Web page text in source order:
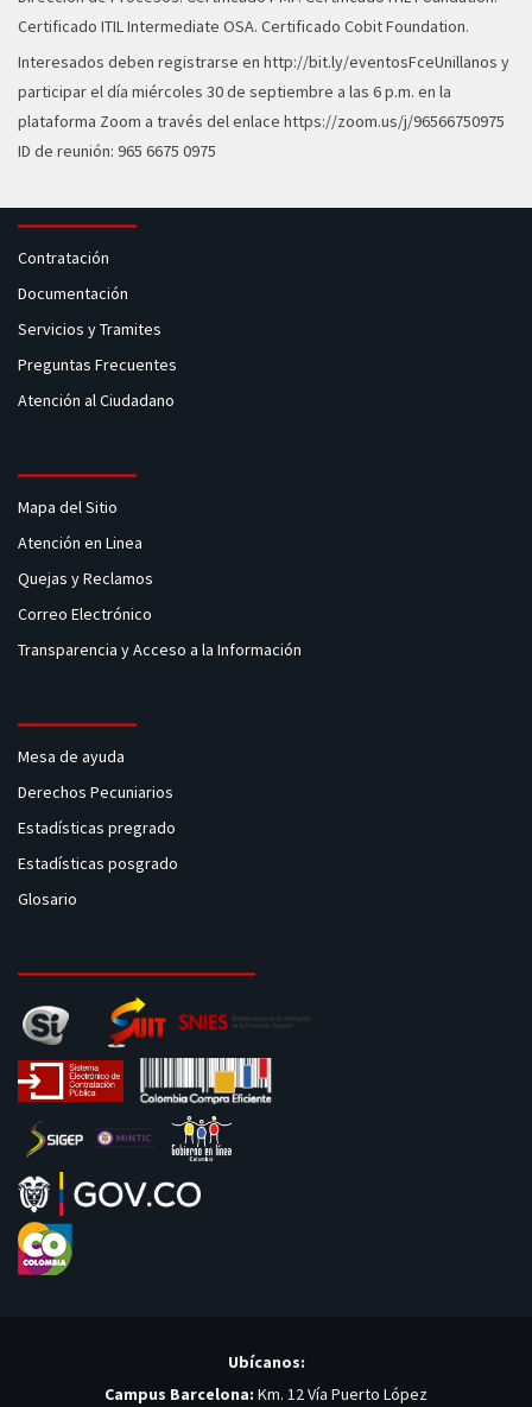
Certificado ITIL Intermediate OSA. Certificado Cobit Foundation.
Interesados deben registrarse en http://bit.ly/eventosFceUnillanos y
participar el día miércoles 30 de septiembre a las 6 p.m. en la
plataforma Zoom a través del enlace https://zoom.us/j/96566750975
ID de reunión: 965 6675 0975
Contratación
Documentación
Servicios y Tramites
Preguntas Frecuentes
Atención al Ciudadano
Mapa del Sitio
Atención en Linea
Quejas y Reclamos
Correo Electrónico
Transparencia y Acceso a la Información
Mesa de ayuda
Derechos Pecuniarios
Estadísticas pregrado
Estadísticas posgrado
Glosario
Ubícanos:
Campus Barcelona: Km. 12 Vía Puerto López